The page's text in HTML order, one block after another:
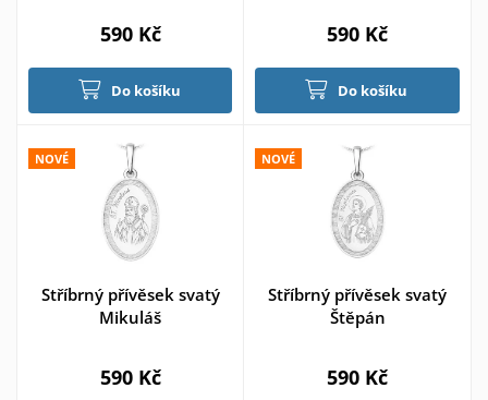
590 Kč
Do košíku
590 Kč
Do košíku
NOVÉ
Stříbrný přívěsek svatý
Mikuláš
590 Kč
NOVÉ
Stříbrný přívěsek svatý
Štěpán
590 Kč